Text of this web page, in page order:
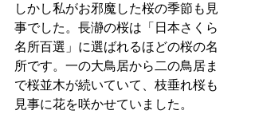
しかし私がお邪魔した桜の季節も見
事でした。長瀞の桜は「日本さくら
名所百選」に選ばれるほどの桜の名
所です。一の大鳥居から二の鳥居ま
で桜並木が続いていて、枝垂れ桜も
見事に花を咲かせていました。